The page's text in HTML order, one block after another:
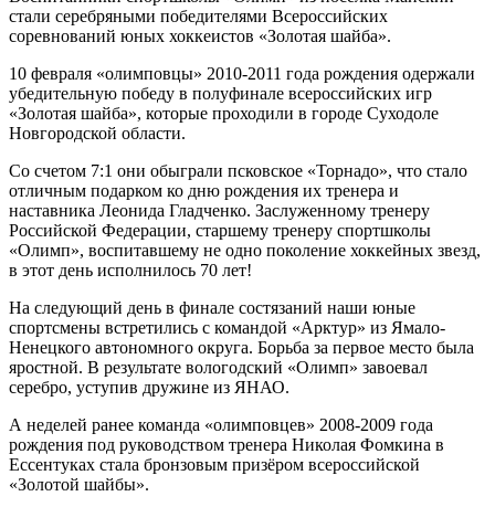
стали серебряными победителями Всероссийских
соревнований юных хоккеистов «Золотая шайба».
10 февраля «олимповцы» 2010-2011 года рождения одержали
убедительную победу в полуфинале всероссийских игр
«Золотая шайба», которые проходили в городе Суходоле
Новгородской области.
Со счетом 7:1 они обыграли псковское «Торнадо», что стало
отличным подарком ко дню рождения их тренера и
наставника Леонида Гладченко. Заслуженному тренеру
Российской Федерации, старшему тренеру спортшколы
«Олимп», воспитавшему не одно поколение хоккейных звезд,
в этот день исполнилось 70 лет!
На следующий день в финале состязаний наши юные
спортсмены встретились с командой «Арктур» из Ямало-
Ненецкого автономного округа. Борьба за первое место была
яростной. В результате вологодский «Олимп» завоевал
серебро, уступив дружине из ЯНАО.
А неделей ранее команда «олимповцев» 2008-2009 года
рождения под руководством тренера Николая Фомкина в
Ессентуках стала бронзовым призёром всероссийской
«Золотой шайбы».